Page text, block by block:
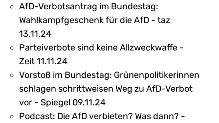
AfD-Verbotsantrag im Bundestag:
Wahlkampfgeschenk für die AfD - taz
13.11.24
Parteiverbote sind keine Allzweckwaffe -
Zeit 11.11.24
Vorstoß im Bundestag: Grünenpolitikerinnen
schlagen schrittweisen Weg zu AfD-Verbot
vor - Spiegel 09.11.24
Podcast: Die AfD verbieten? Was dann? -